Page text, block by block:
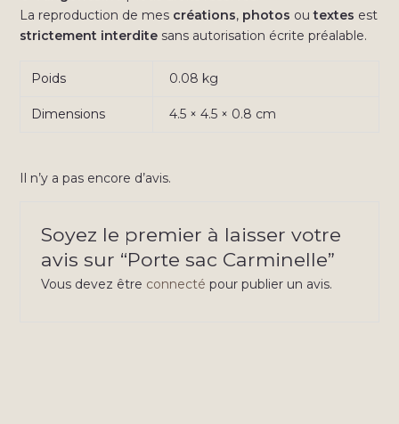
La reproduction de mes créations, photos outextes est
strictement interditesans autorisation écrite préalable.
Poids 0.08 kg
Dimensions 4.5 × 4.5 × 0.8 cm
Il n’y a pas encore d’avis.
Soyez le premier à laisser votre
avis sur “Porte sac Carminelle”
Vous devez être connecté pour publier un avis.